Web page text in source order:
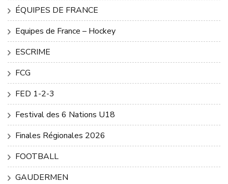
ÉQUIPES DE FRANCE
Equipes de France – Hockey
ESCRIME
FCG
FED 1-2-3
Festival des 6 Nations U18
Finales Régionales 2026
FOOTBALL
GAUDERMEN